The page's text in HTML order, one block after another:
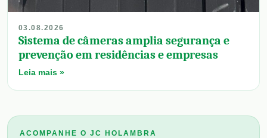
03.08.2026
Sistema de câmeras amplia segurança e
prevenção em residências e empresas
Leia mais »
ACOMPANHE O JC HOLAMBRA